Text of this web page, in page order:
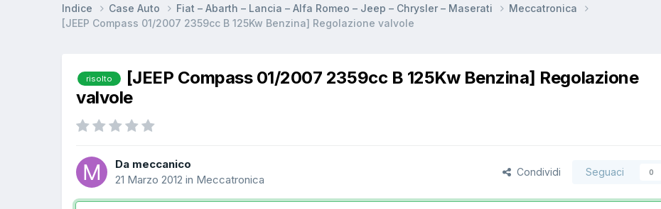
Indice Case Auto Fiat – Abarth – Lancia – Alfa Romeo – Jeep – Chrysler – Maserati
Meccatronica
[JEEP Compass 01/2007 2359cc B 125Kw Benzina] Regolazione valvole
risolto
[JEEP Compass 01/2007 2359cc B 125Kw Benzina] Regolazione
valvole
Da meccanico
21 Marzo 2012 in Meccatronica
Condividi Seguaci 0